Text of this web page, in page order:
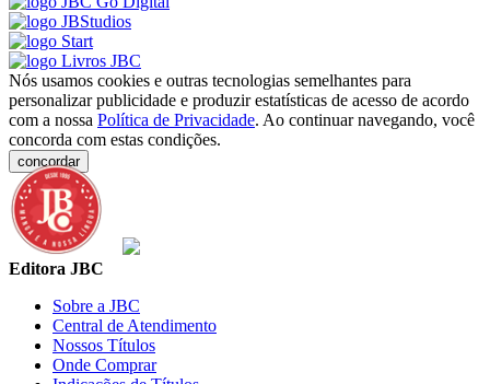
Nós usamos cookies e outras tecnologias semelhantes para
personalizar publicidade e produzir estatísticas de acesso de acordo
com a nossa Política de Privacidade. Ao continuar navegando, você
concorda com estas condições.
concordar
Editora JBC
Sobre a JBC
Central de Atendimento
Nossos Títulos
Onde Comprar